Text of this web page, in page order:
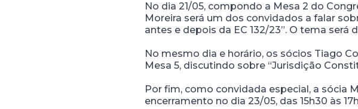
No dia 21/05, compondo a Mesa 2 do
Moreira será um dos convidados a falar
antes e depois da EC 132/23”. O tema será
No mesmo dia e horário, os sócios Tiago
Mesa 5, discutindo sobre “Jurisdição
Por fim, como convidada especial, a sócia
encerramento no dia 23/05, das 15h30 às